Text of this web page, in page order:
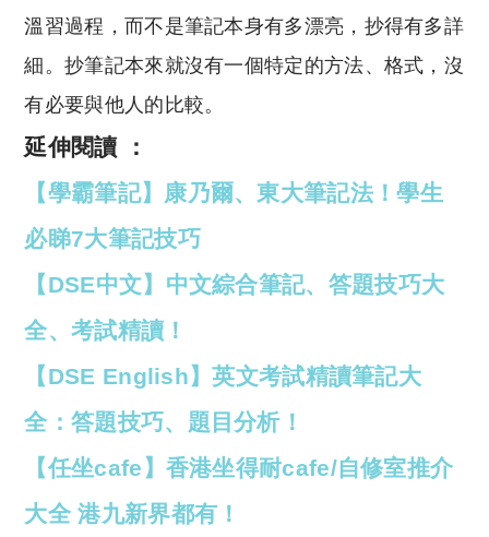
溫習過程，而不是筆記本身有多漂亮，抄得有多詳
細。抄筆記本來就沒有一個特定的方法、格式，沒
有必要與他人的比較。
延伸閱讀 ：
【學霸筆記】康乃爾、東大筆記法！學生
必睇7大筆記技巧
【DSE中文】中文綜合筆記、答題技巧大
全、考試精讀！
【DSE English】英文考試精讀筆記大
全：答題技巧、題目分析！
【任坐cafe】香港坐得耐cafe/自修室推介
大全 港九新界都有！